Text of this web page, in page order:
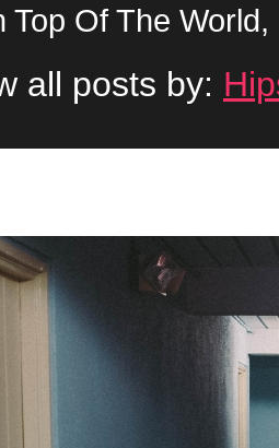
Top Of The
all posts by: